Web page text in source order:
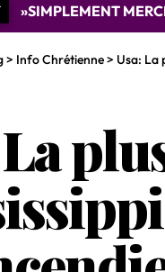
»SIMPLEMENT
> Info Chrétienne> Usa: La